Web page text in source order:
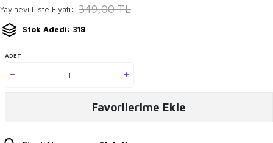
Yayınevi Liste Fiyatı: 349,00TL
Stok Adedi: 318
ADET
Favorilerime Ekle